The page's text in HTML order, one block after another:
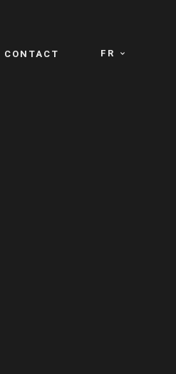
FR
CONTACT